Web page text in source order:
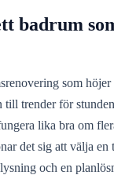
badrum
som höjer
till trender för
lika bra om
det sig att välja en
och en